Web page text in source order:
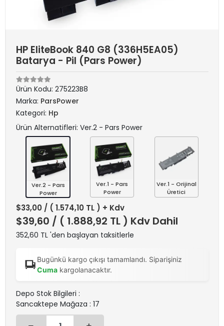
HP EliteBook 840 G8 (336H5EA05)
Batarya - Pil (Pars Power)
Ürün Kodu: 275223B8
Marka: ParsPower
Kategori: Hp
Ürün Alternatifleri: Ver.2 - Pars Power
Ver.2 - Pars
Power
Ver.1 - Pars
Power
Ver.1 - Orijinal
Üretici
$33,00 / ( 1.574,10 TL ) + Kdv
$39,60 / ( 1.888,92 TL ) Kdv Dahil
352,60 TL 'den başlayan taksitlerle
Bugünkü kargo çıkışı tamamlandı. Siparişiniz
Cumakargolanacaktır.
Depo Stok Bilgileri :
Sancaktepe Mağaza : 17